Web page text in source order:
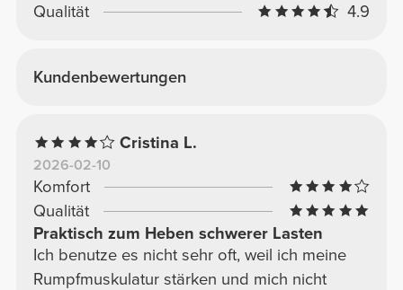
Qualität
4.9
Kundenbewertungen
Cristina L.
2026-02-10
Komfort
Qualität
Praktisch zum Heben schwerer Lasten
Ich benutze es nicht sehr oft, weil ich meine
Rumpfmuskulatur stärken und mich nicht